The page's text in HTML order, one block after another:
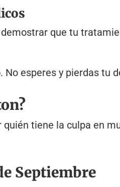
que tu
esperes y pierdas tu
tiene la culpa en
Septiembre